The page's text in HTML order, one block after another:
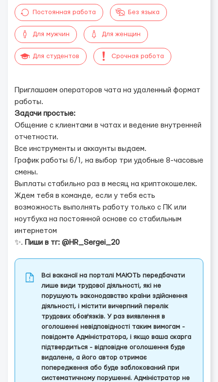
Постоянная работа Без языка
Для мужчин Для женщин
Для студентов Срочная работа
Приглашаем операторов чата на удаленный формат
работы.
Задачи простые:
Общение с клиентами в чатах и ведение внутренней
отчетности.
Все инструменты и аккаунты выдаем.
График работы 6/1, на выбор три удобные 8-часовые
смены.
Выплаты стабильно раз в месяц на криптокошелек.
Ждем тебя в команде, если у тебя есть
возможность выполнять работу только с ПК или
ноутбука на постоянной основе со стабильным
интернетом
✨.
Пиши в тг: @HR_Sergei_20
Всі вакансії на порталі МАЮТЬ передбачати
лише види трудової діяльності, які не
порушують законодавство країни здійснення
діяльності, і містити вичерпний перелік
трудових обов'язків. У раз виявлення в
оголошенні невідповідності таким вимогам -
повідомте Адміністратора, і якщо ваша скарга
підтвердиться - відповідне оголошення буде
видалене, а його автор отримає
попередження або буде заблокований при
систематичному порушенні. Адміністратор не